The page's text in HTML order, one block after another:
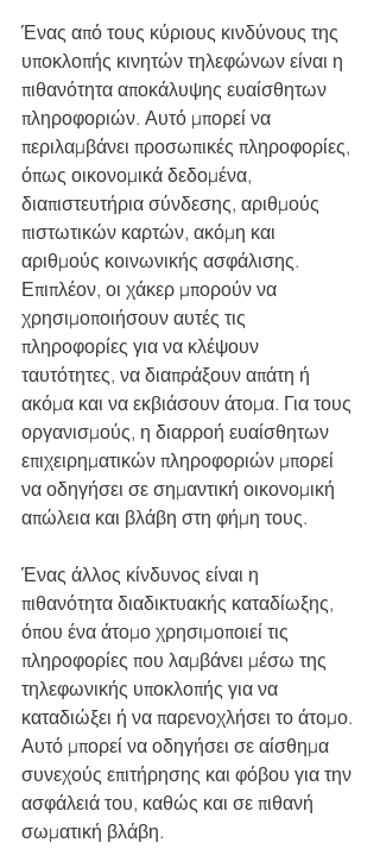
Ένας από τους κύριους κινδύνους της
υποκλοπής κινητών τηλεφώνων είναι η
πιθανότητα αποκάλυψης ευαίσθητων
πληροφοριών. Αυτό μπορεί να
περιλαμβάνει προσωπικές πληροφορίες,
όπως οικονομικά δεδομένα,
διαπιστευτήρια σύνδεσης, αριθμούς
πιστωτικών καρτών, ακόμη και
αριθμούς κοινωνικής ασφάλισης.
Επιπλέον, οι χάκερ μπορούν να
χρησιμοποιήσουν αυτές τις
πληροφορίες για να κλέψουν
ταυτότητες, να διαπράξουν απάτη ή
ακόμα και να εκβιάσουν άτομα. Για τους
οργανισμούς, η διαρροή ευαίσθητων
επιχειρηματικών πληροφοριών μπορεί
να οδηγήσει σε σημαντική οικονομική
απώλεια και βλάβη στη φήμη τους.
Ένας άλλος κίνδυνος είναι η
πιθανότητα διαδικτυακής καταδίωξης,
όπου ένα άτομο χρησιμοποιεί τις
πληροφορίες που λαμβάνει μέσω της
τηλεφωνικής υποκλοπής για να
καταδιώξει ή να παρενοχλήσει το άτομο.
Αυτό μπορεί να οδηγήσει σε αίσθημα
συνεχούς επιτήρησης και φόβου για την
ασφάλειά του, καθώς και σε πιθανή
σωματική βλάβη.